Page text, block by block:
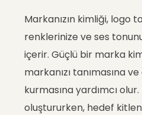
Markanızın kimliği, logo
renklerinize ve ses
içerir. Güçlü bir marka
markanızı tanımasına
kurmasına yardımcı
oluştururken, hedef